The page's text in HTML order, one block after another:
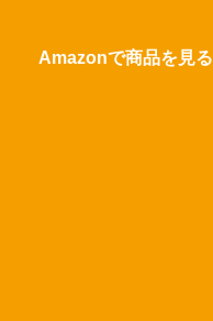
Amazonで商品を見る